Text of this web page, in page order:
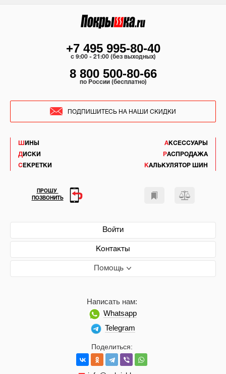
ШИНЫ
ДИСКИ
СЕКРЕТКИ
АКСЕССУАРЫ
РАСПРОДАЖА
КАЛЬКУЛЯТОР ШИН
Войти
Контакты
Помощь
Поделиться:
Написать нам:
Whatsapp
Telegram
+7 495 995-80-40
c 9:00 - 21:00 (без выходных)
8 800 500-80-66
по России (бесплатно)
ПОДПИШИТЕСЬ НА НАШИ СКИДКИ
ПРОШУ
ПОЗВОНИТЬ